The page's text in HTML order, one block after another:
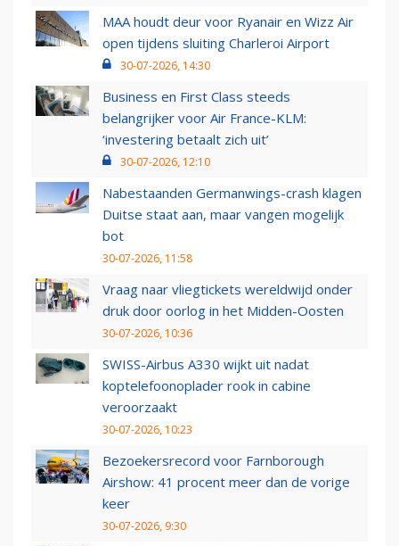
MAA houdt deur voor Ryanair en Wizz Air
open tijdens sluiting Charleroi Airport
30-07-2026, 14:30
Business en First Class steeds
belangrijker voor Air France-KLM:
‘investering betaalt zich uit’
30-07-2026, 12:10
Nabestaanden Germanwings-crash klagen
Duitse staat aan, maar vangen mogelijk
bot
30-07-2026, 11:58
Vraag naar vliegtickets wereldwijd onder
druk door oorlog in het Midden-Oosten
30-07-2026, 10:36
SWISS-Airbus A330 wijkt uit nadat
koptelefoonoplader rook in cabine
veroorzaakt
30-07-2026, 10:23
Bezoekersrecord voor Farnborough
Airshow: 41 procent meer dan de vorige
keer
30-07-2026, 9:30